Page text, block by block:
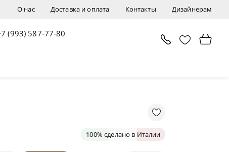
О нас Доставка и оплата Контакты Дизайнерам
(993) 587-77-80
100% сделано в Италии